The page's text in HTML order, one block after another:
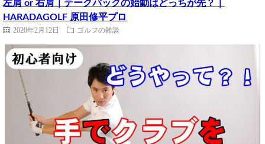
左肩 or 右肩｜テークバックの始動はどっちが先？｜
HARADAGOLF 原田修平プロ
2020年2月12日 ゴルフの雑談